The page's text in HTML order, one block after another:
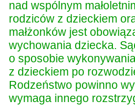
nad wspólnym
rodziców z dzieckiem
małżonków jest
wychowania dziecka.
o sposobie
z dzieckiem po
Rodzeństwo powinno
wymaga innego